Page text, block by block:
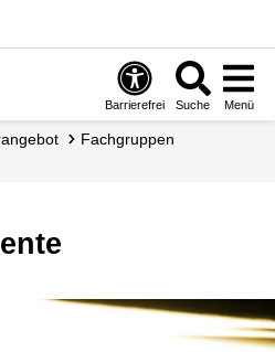
Barrierefrei Suche Menü
Fachgruppen